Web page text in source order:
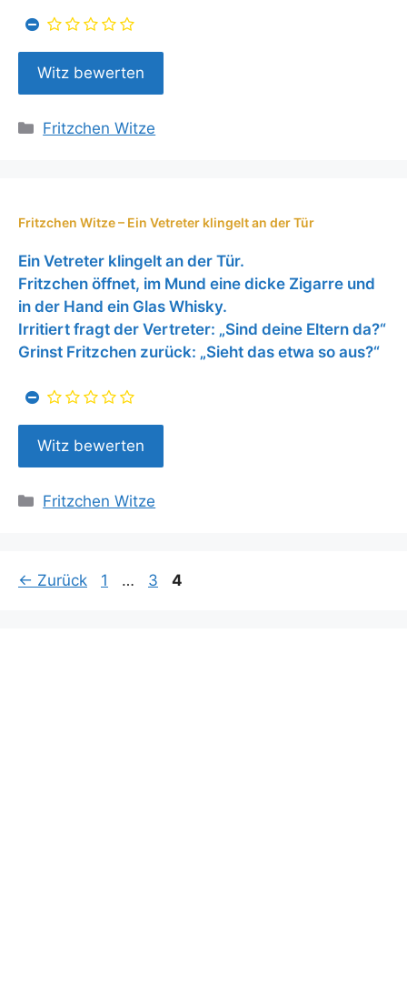
Kategorien
Fritzchen Witze
Fritzchen Witze – Ein Vetreter klingelt an der Tür
Ein Vetreter klingelt an der Tür.
Fritzchen öffnet, im Mund eine dicke Zigarre und
in der Hand ein Glas Whisky.
Irritiert fragt der Vertreter: „Sind deine Eltern da?“
Grinst Fritzchen zurück: „Sieht das etwa so aus?“
Kategorien
Fritzchen Witze
← Zurück Seite
1 … Seite
3 Seite
4